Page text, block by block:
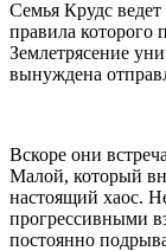
Семья Крудс
правила которого
Землетрясение
вынуждена
Вскоре они
Малой, который
настоящий хаос.
прогрессивными
постоянно